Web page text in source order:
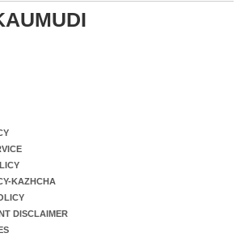
വീട്ടുസാധനങ്ങളുമായി
വെള്ളത്തിലൂടെ
KAZHCHA
DISCLAIMER